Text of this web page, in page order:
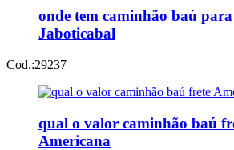
onde tem caminhão baú
Jaboticabal
Cod.:29237
qual o valor caminhão baú
Americana